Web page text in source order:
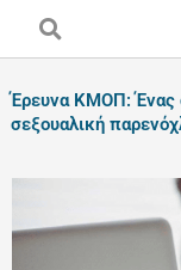
Έρευνα ΚΜΟΠ: Ένας
σεξουαλική